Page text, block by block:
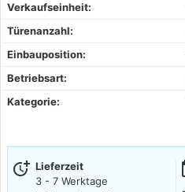
Verkaufseinheit:
Türenanzahl:
Einbauposition:
Betriebsart:
Kategorie:
more_time Lieferzeit
3 - 7 Werktage